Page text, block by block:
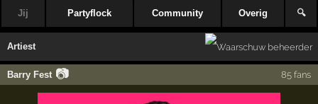
Jij Partyflock Community Overig 🔍
Artiest
Barry Fest 📷 85 fans